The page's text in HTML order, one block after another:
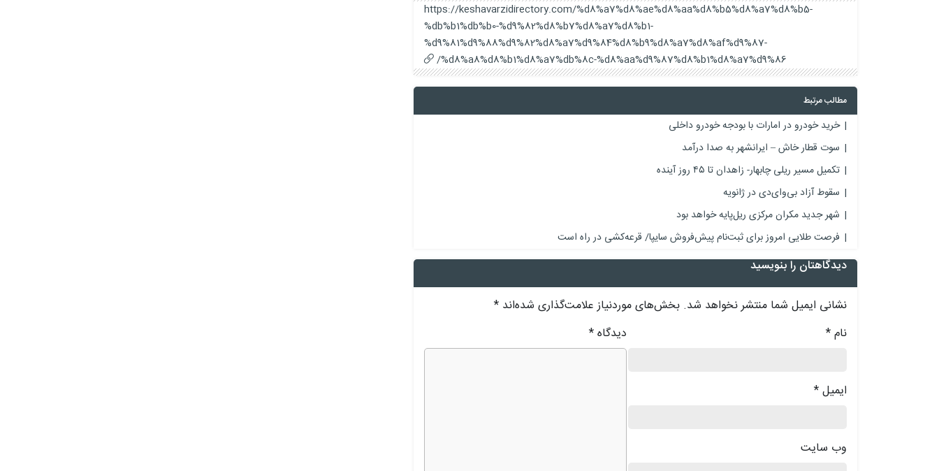
https://keshavarzidirectory.com/%d8%a7%d8%ae%d8%aa%d8%b5%d8%a7%d8%b5-
%db%b1%db%b0-%d9%82%d8%b7%d8%a7%d8%b1-
%d9%81%d9%88%d9%82%d8%a7%d9%84%d8%b9%d8%a7%d8%af%d9%87-
%d8%a8%d8%b1%d8%a7%db%8c-%d8%aa%d9%87%d8%b1%d8%a7%d9%86/
مطالب مرتبط
خرید خودرو در امارات با بودجه خودرو داخلی
سوت قطار خاش – ایرانشهر به صدا درآمد
تکمیل مسیر ریلی چابهار- زاهدان تا ۴۵ روز آینده
سقوط آزاد بی‌وای‌دی در ژانویه
شهر جدید مکران مرکزی ریل‌پایه خواهد بود
فرصت طلایی امروز برای ثبت‌نام پیش‌فروش سایپا/ قرعه‌کشی در راه است
دیدگاهتان را بنویسید
نشانی ایمیل شما منتشر نخواهد شد. بخش‌های موردنیاز علامت‌گذاری شده‌اند *
دیدگاه* نام*
ایمیل*
وب‌ سایت